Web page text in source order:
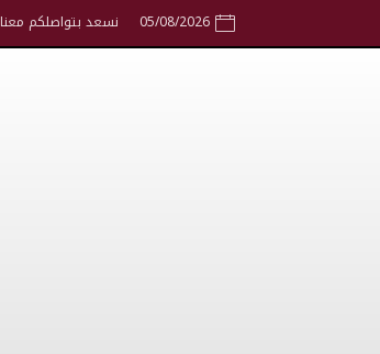
05/08/2026 نسعد بتواصلكم معنا